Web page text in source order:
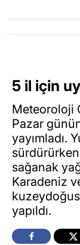
5 il için
Meteoroloji
Pazar
yayımladı.
sağanak
Karadeniz
yapıldı.